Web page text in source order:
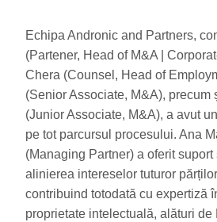
Echipa Andronic and Partners,
(Partener, Head of M&A |
Chera (Counsel, Head of
(Senior Associate, M&A), precum
(Junior Associate, M&A), a avut
pe tot parcursul procesului. Ana
(Managing Partner) a oferit suport
alinierea intereselor tuturor
contribuind totodată cu expertiză
proprietate intelectuală, alături